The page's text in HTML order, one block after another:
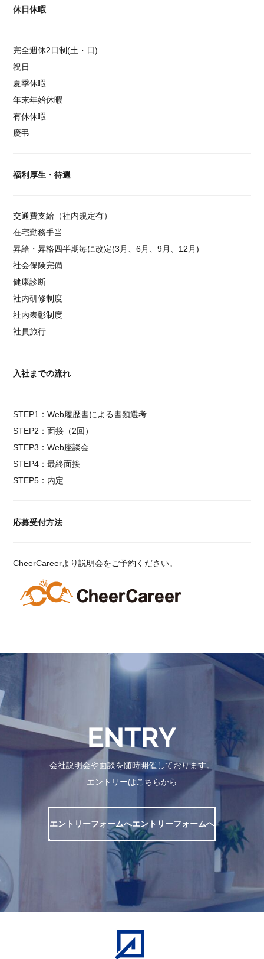
休日休暇
完全週休2日制(土・日)
祝日
夏季休暇
年末年始休暇
有休休暇
慶弔
福利厚生・待遇
交通費支給（社内規定有）
在宅勤務手当
昇給・昇格四半期毎に改定(3月、6月、9月、12月)
社会保険完備
健康診断
社内研修制度
社内表彰制度
社員旅行
入社までの流れ
STEP1：Web履歴書による書類選考
STEP2：面接（2回）
STEP3：Web座談会
STEP4：最終面接
STEP5：内定
応募受付方法
CheerCareerより説明会をご予約ください。
ENTRY
会社説明会や面談を随時開催しております。
エントリーはこちらから
エントリーフォームへ